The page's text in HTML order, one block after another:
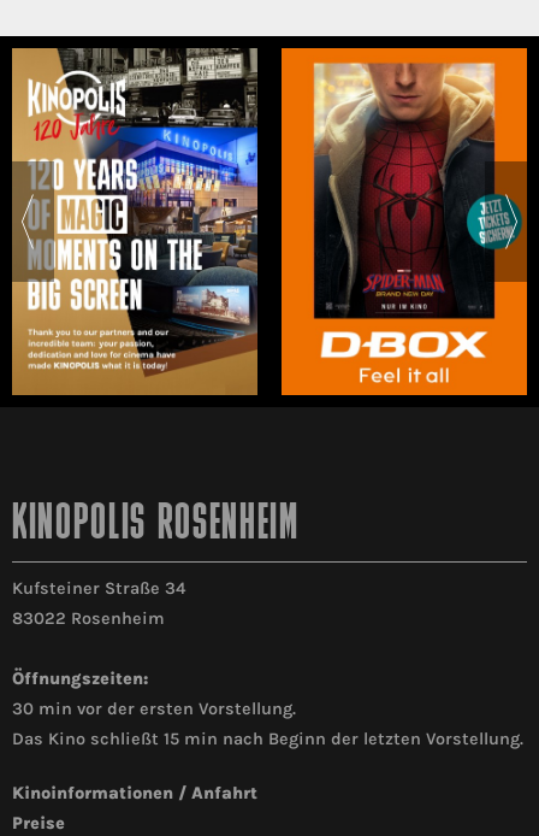
KINOPOLIS ROSENHEIM
Kufsteiner Straße 34
83022 Rosenheim
Öffnungszeiten:
30 min vor der ersten Vorstellung.
Das Kino schließt 15 min nach Beginn der letzten Vorstellung.
Kinoinformationen / Anfahrt
Preise